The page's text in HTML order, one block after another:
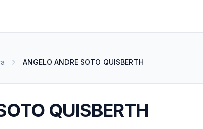
ANGELO ANDRE SOTO QUISBERTH
QUISBERTH